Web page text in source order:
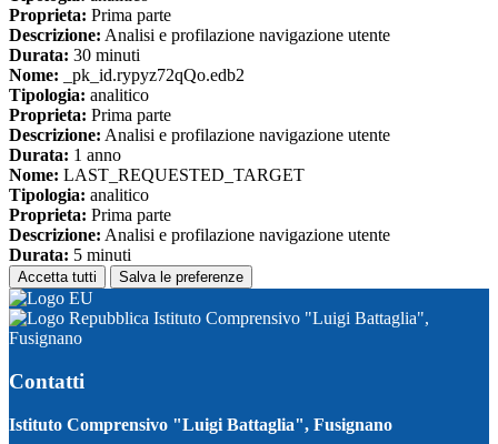
Proprieta: Prima parte
Descrizione: Analisi e profilazione navigazione utente
Durata: 30 minuti
Nome: _pk_id.rypyz72qQo.edb2
Tipologia: analitico
Proprieta: Prima parte
Descrizione: Analisi e profilazione navigazione utente
Durata: 1 anno
Nome: LAST_REQUESTED_TARGET
Tipologia: analitico
Proprieta: Prima parte
Descrizione: Analisi e profilazione navigazione utente
Durata: 5 minuti
Accetta tutti Salva le preferenze
Istituto Comprensivo "Luigi Battaglia",
Fusignano
Contatti
Istituto Comprensivo "Luigi Battaglia", Fusignano